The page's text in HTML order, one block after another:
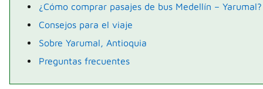
¿Cómo comprar pasajes de bus Medellín – Yarumal?
Consejos para el viaje
Sobre Yarumal, Antioquia
Preguntas frecuentes